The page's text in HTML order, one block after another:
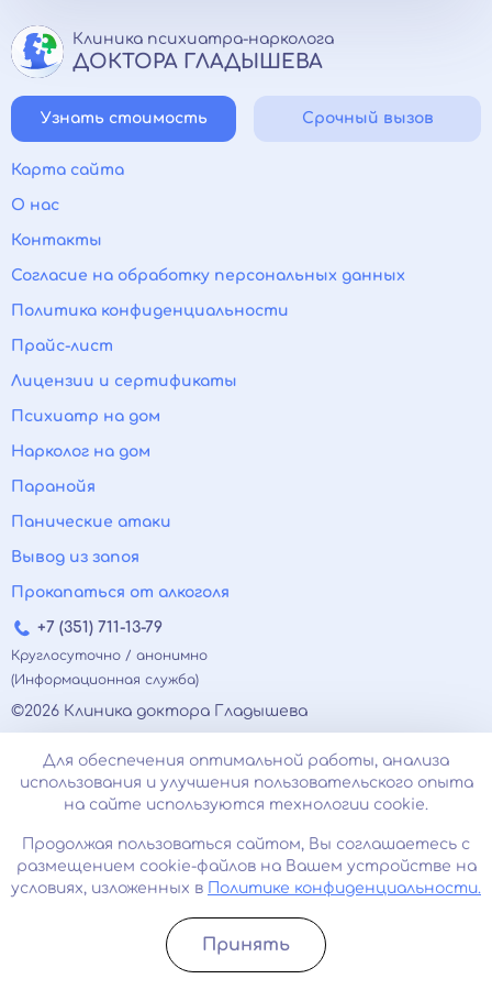
Клиника психиатра-нарколога
ДОКТОРА ГЛАДЫШЕВА
Узнать стоимость Срочный вызов
Карта сайта
О нас
Контакты
Согласие на обработку персональных данных
Политика конфиденциальности
Прайс-лист
Лицензии и сертификаты
Психиатр на дом
Нарколог на дом
Паранойя
Панические атаки
Вывод из запоя
Прокапаться от алкоголя
+7 (351) 711-13-79
Круглосуточно / анонимно
(Информационная служба)
©2026 Клиника доктора Гладышева
офертой, несёт сугубо информационный характер, и
не служит для постановки диагноза и назначения
лечения.
Есть противопоказания, необходимо
проконсультироваться с врачом. Консультационные
услуги, оказываемые по телефону, мессенджерам и в
соцсетях носят исключительно информационный
характер и не являются медицинскими услугами.
Оставаясь на сайте вы соглашаетесь на
использование cookies. 18+
Записатьcя
Для обеспечения оптимальной работы, анализа
использования и улучшения пользовательского опыта
на сайте используются технологии cookie.
Продолжая пользоваться сайтом, Вы соглашаетесь с
размещением cookie-файлов на Вашем устройстве на
условиях, изложенных в
Политике конфиденциальности.
Принять